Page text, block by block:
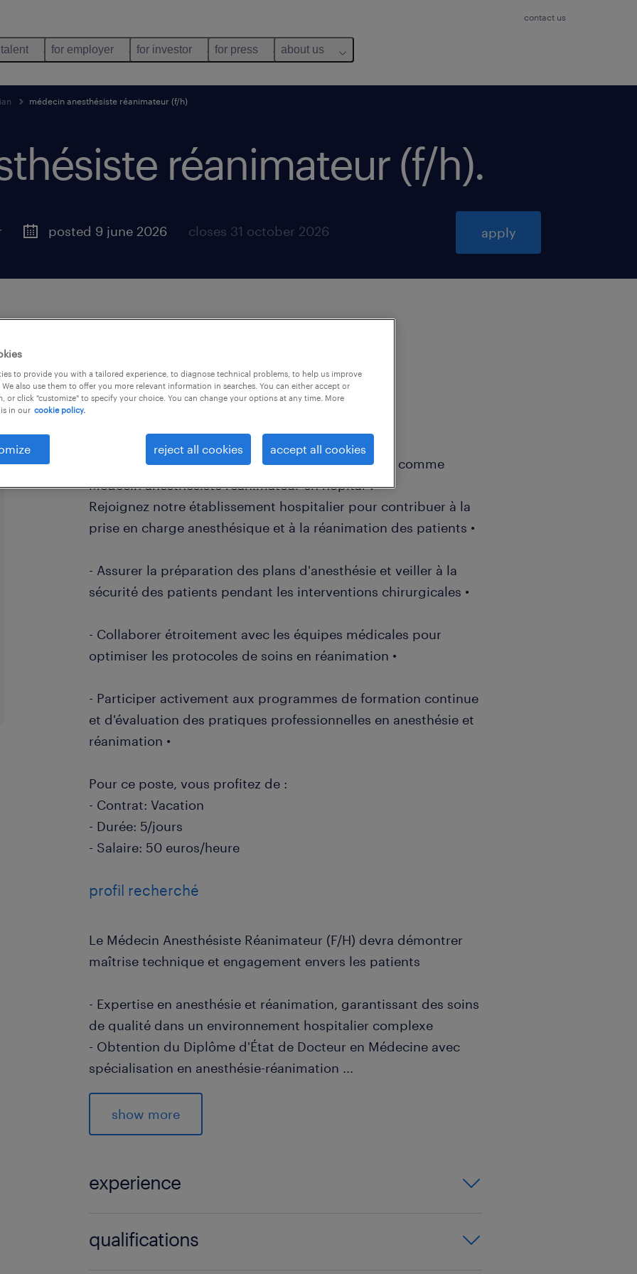
contact us
for employer for investor for press about us
médecin anesthésiste réanimateur (f/h)
réanimateur (f/h).
posted 9 june 2026 closes 31 october 2026 apply
Quel défi relèverez-vous en intégrant nos équipes comme
Médecin anesthésiste réanimateur en hôpital ?
Rejoignez notre établissement hospitalier pour contribuer à la
prise en charge anesthésique et à la réanimation des patients •
- Assurer la préparation des plans d'anesthésie et veiller à la
sécurité des patients pendant les interventions chirurgicales •
- Collaborer étroitement avec les équipes médicales pour
optimiser les protocoles de soins en réanimation •
- Participer activement aux programmes de formation continue
et d'évaluation des pratiques professionnelles en anesthésie et
réanimation •
Pour ce poste, vous profitez de :
- Contrat: Vacation
- Durée: 5/jours
- Salaire: 50 euros/heure
profil recherché
Le Médecin Anesthésiste Réanimateur (F/H) devra démontrer
maîtrise technique et engagement envers les patients
- Expertise en anesthésie et réanimation, garantissant des soins
de qualité dans un environnement hospitalier complexe
- Obtention du Diplôme d'État de Docteur en Médecine avec
spécialisation en anesthésie-réanimation ...
- Excellentes capacités de communication et collaboration avec
les équipes médicales pluridisciplinaires
- Aptitude à gérer efficacement les situations d'urgence tout en
Processus de recrutement
maintenant et laissez-nous vous montrer comment nous
show more
experience
qualifications
to provide you with a tailored experience, to diagnose technical problems, to help us improve
also use them to offer you more relevant information in searches. You can either accept or
or click "customize" to specify your choice. You can change your options at any time. More
in our cookie policy.
reject all cookies accept all cookies